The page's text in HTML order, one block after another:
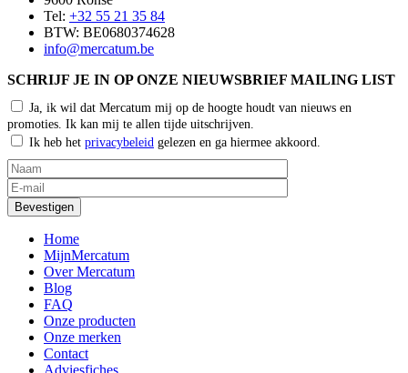
Tel: +32 55 21 35 84
BTW: BE0680374628
info@mercatum.be
SCHRIJF JE IN OP ONZE NIEUWSBRIEF MAILING LIST
Ja, ik wil dat Mercatum mij op de hoogte houdt van nieuws en
promoties. Ik kan mij te allen tijde uitschrijven.
Ik heb het privacybeleid gelezen en ga hiermee akkoord.
Home
MijnMercatum
Over Mercatum
Blog
FAQ
Onze producten
Onze merken
Contact
Adviesfiches